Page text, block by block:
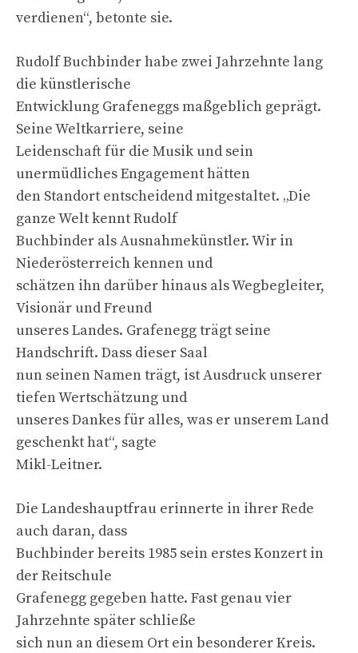
verdienen“, betonte sie.
Rudolf Buchbinder habe zwei Jahrzehnte lang
die künstlerische
Entwicklung Grafeneggs maßgeblich geprägt.
Seine Weltkarriere, seine
Leidenschaft für die Musik und sein
unermüdliches Engagement hätten
den Standort entscheidend mitgestaltet. „Die
ganze Welt kennt Rudolf
Buchbinder als Ausnahmekünstler. Wir in
Niederösterreich kennen und
schätzen ihn darüber hinaus als Wegbegleiter,
Visionär und Freund
unseres Landes. Grafenegg trägt seine
Handschrift. Dass dieser Saal
nun seinen Namen trägt, ist Ausdruck unserer
tiefen Wertschätzung und
unseres Dankes für alles, was er unserem Land
geschenkt hat“, sagte
Mikl-Leitner.
Die Landeshauptfrau erinnerte in ihrer Rede
auch daran, dass
Buchbinder bereits 1985 sein erstes Konzert in
der Reitschule
Grafenegg gegeben hatte. Fast genau vier
Jahrzehnte später schließe
sich nun an diesem Ort ein besonderer Kreis.